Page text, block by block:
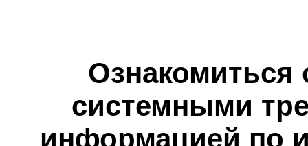
Ознакомиться
системными
информацией по